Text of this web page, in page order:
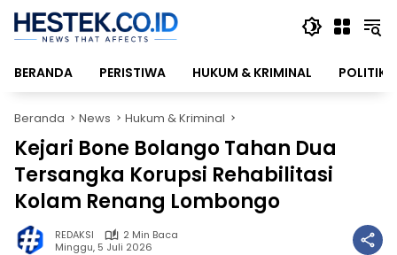
Langsung
konten
BERANDA
PERISTIWA HUKUM & KRIMINAL POLITIK
Beranda News Hukum & Kriminal
Kejari Bone Bolango Tahan Dua
Tersangka Korupsi Rehabilitasi
Kolam Renang Lombongo
REDAKSI
2 Min Baca
Minggu, 5 Juli 2026